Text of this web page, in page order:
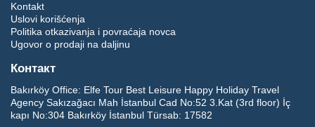
Kontakt
Uslovi korišćenja
Politika otkazivanja i povraćaja novca
Ugovor o prodaji na daljinu
Контакт
Bakırköy Office: Elfe Tour Best Leisure Happy Holiday Travel
Agency Sakızağacı Mah İstanbul Cad No:52 3.Kat (3rd floor) İç
kapı No:304 Bakırköy İstanbul Türsab: 17582